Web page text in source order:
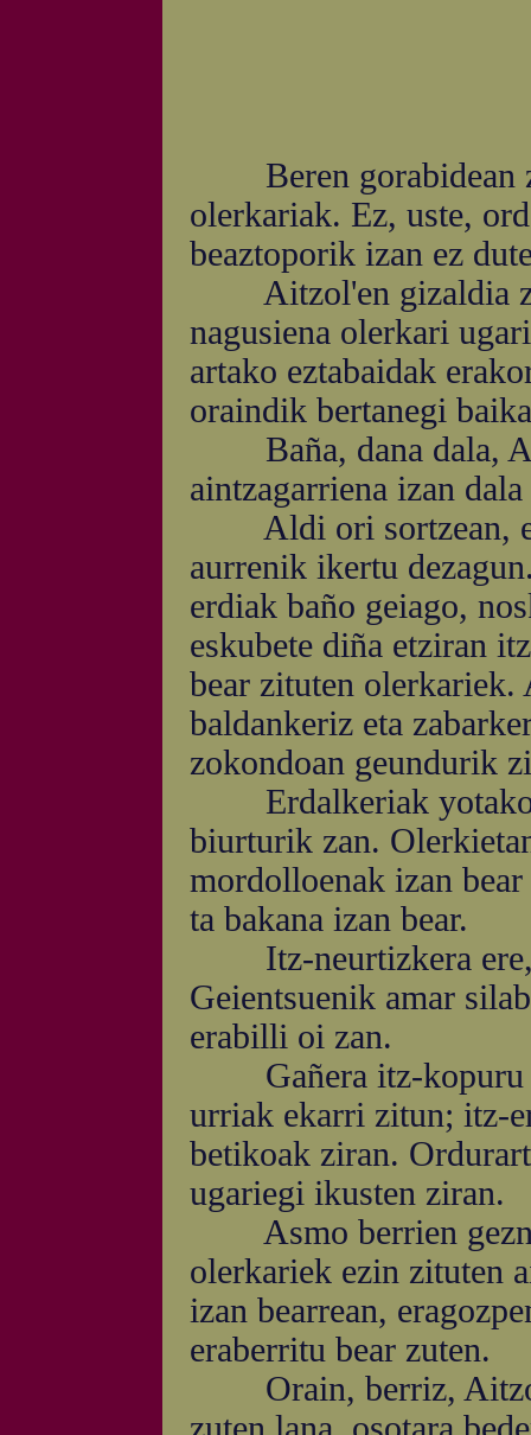
Beren gorabidean
olerkariak. Ez, uste,
beaztoporik izan ez
Aitzol'en gizaldia
nagusiena olerkari
artako eztabaidak
oraindik bertanegi
Baña, dana dala,
aintzagarriena izan
Aldi ori sortzean,
aurrenik ikertu
erdiak baño geiago,
eskubete diña etziran
bear zituten olerkariek.
baldankeriz eta
zokondoan geundurik
Erdalkeriak yotako
biurturik zan.
mordolloenak izan
ta bakana izan bear.
Itz-neurtizkera ere,
Geientsuenik amar
erabilli oi zan.
Gañera itz-kopuru
urriak ekarri zitun; itz-
betikoak ziran.
ugariegi ikusten ziran.
Asmo berrien
olerkariek ezin zituten
izan bearrean,
eraberritu bear zuten.
Orain, berriz,